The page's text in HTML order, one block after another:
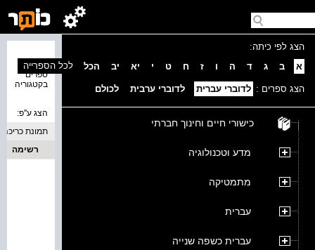
הצג לפי כיתה:
א
ב ג ד ה ו ז ח ט י יא יב הכל
הצג ספרים : לדוברי עברית לדוברי ערבית לכולם
כישורי חיים וחינוך חברתי
מדע וטכנולוגיה
מתמטיקה
עברית
עברית כשפה שנייה
ספרים
בקטגוריה
לכל הספרייה
הצג ע''פ:
תמונת כריכה
רשימה